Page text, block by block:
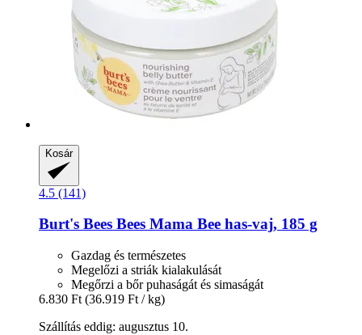
Kosár
4.5 (141)
Burt's Bees Bees Mama Bee has-​vaj, 185 g
Gazdag és természetes
Megelőzi a striák kialakulását
Megőrzi a bőr puhaságát és simaságát
6.830 Ft (36.919 Ft / kg)
Szállítás eddig: augusztus 10.